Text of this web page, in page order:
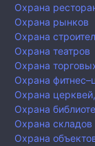
Охрана
Охрана рынков
Охрана
Охрана театров
Охрана
Охрана
Охрана
Охрана
Охрана складов
Охрана